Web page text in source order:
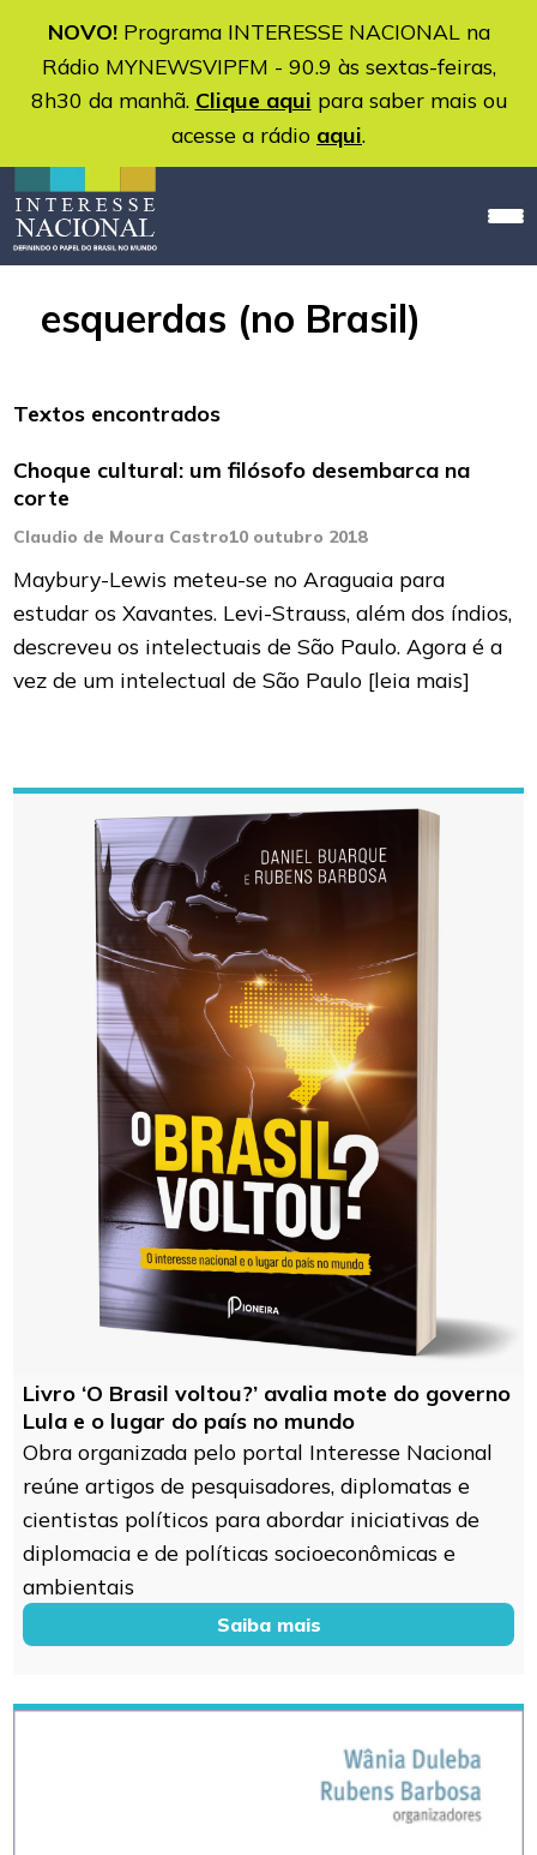
NOVO!Programa INTERESSE NACIONAL na
Rádio MYNEWSVIPFM - 90.9 às sextas-feiras,
8h30 da manhã. Clique aqui para saber mais ou
acesse a rádio aqui.
esquerdas (no Brasil)
Textos encontrados
Choque cultural: um filósofo desembarca na
corte
Claudio de Moura Castro10 outubro 2018
Maybury-Lewis meteu-se no Araguaia para
estudar os Xavantes. Levi-Strauss, além dos índios,
descreveu os intelectuais de São Paulo. Agora é a
vez de um intelectual de São Paulo [leia mais]
Livro ‘O Brasil voltou?’ avalia mote do governo
Lula e o lugar do país no mundo
Obra organizada pelo portal Interesse Nacional
reúne artigos de pesquisadores, diplomatas e
cientistas políticos para abordar iniciativas de
diplomacia e de políticas socioeconômicas e
ambientais
Saiba mais